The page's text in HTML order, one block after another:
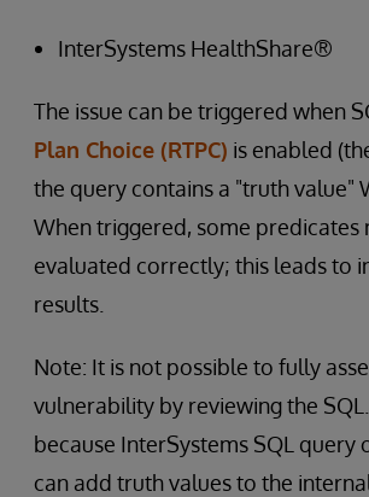
InterSystems HealthShare®
The issue can be triggered when
Plan Choice (RTPC) is enabled
the query contains a "truth value"
When triggered, some predicates
evaluated correctly; this leads to
results.
Note: It is not possible to fully
vulnerability by reviewing the
because InterSystems SQL query
can add truth values to the internal